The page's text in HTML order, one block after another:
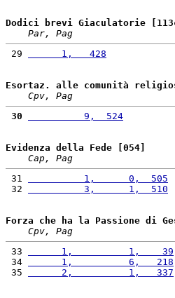
Dodici brevi Giaculatorie
Par, Pag
29
      1,   428
Esortaz. alle comunità
Cpv, Pag
30
          9,  524
Evidenza della Fede [054]
Cap, Pag
31
          1,      0,  505
32
          3,      1,  510
Forza che ha la Passione di
Cpv, Pag
33
      1,          1,    39
34
      1,          6,   218
35
      2,          1,   337